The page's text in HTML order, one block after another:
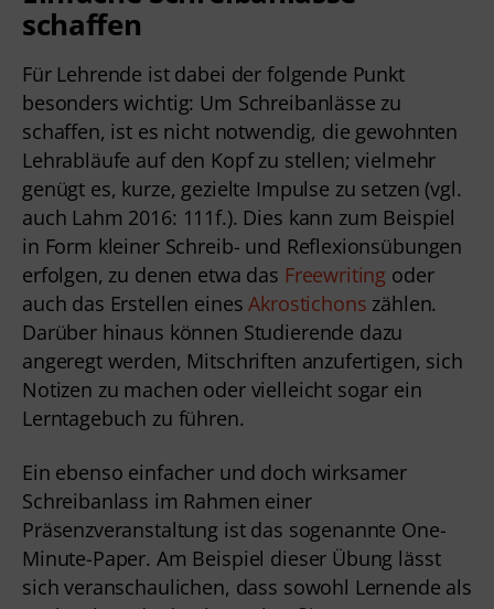
schaffen
Für Lehrende ist dabei der folgende Punkt
besonders wichtig: Um Schreibanlässe zu
schaffen, ist es nicht notwendig, die gewohnten
Lehrabläufe auf den Kopf zu stellen; vielmehr
genügt es, kurze, gezielte Impulse zu setzen (vgl.
auch Lahm 2016: 111f.). Dies kann zum Beispiel
in Form kleiner Schreib- und Reflexionsübungen
erfolgen, zu denen etwa das Freewriting oder
auch das Erstellen einesAkrostichons zählen.
Darüber hinaus können Studierende dazu
angeregt werden, Mitschriften anzufertigen, sich
Notizen zu machen oder vielleicht sogar ein
Lerntagebuch zu führen.
Ein ebenso einfacher und doch wirksamer
Schreibanlass im Rahmen einer
Präsenzveranstaltung ist das sogenannte One-
Minute-Paper. Am Beispiel dieser Übung lässt
sich veranschaulichen, dass sowohl Lernende als